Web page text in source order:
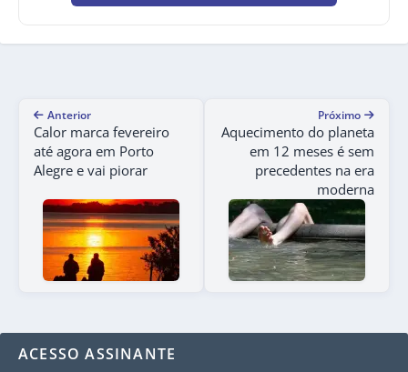
Anterior
Calor marca fevereiro
até agora em Porto
Alegre e vai piorar
Próximo
Aquecimento do planeta
em 12 meses é sem
precedentes na era
moderna
ACESSO ASSINANTE